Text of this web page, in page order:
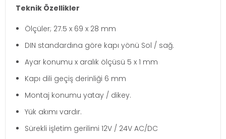
Teknik Özellikler
Ölçüler; 27.5 x 69 x 28 mm
DIN standardına göre kapı yönü Sol / sağ.
Ayar konumu x aralık ölçüsü 5 x 1 mm
Kapı dili geçiş derinliği 6 mm
Montaj konumu yatay / dikey.
Yük akımı vardır.
Sürekli işletim gerilimi 12V / 24V AC/DC